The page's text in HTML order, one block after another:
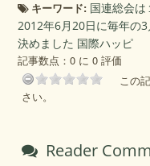
キーワード: 国連総会
2012年6月20日に毎年の
決めました 国際ハッピ
記事数点：0 に 0 評価
この
さい。
Reader